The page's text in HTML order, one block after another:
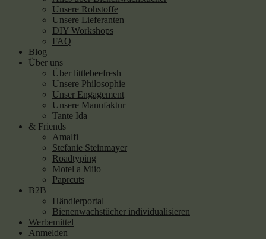
Unsere Rohstoffe
Unsere Lieferanten
DIY Workshops
FAQ
Blog
Über uns
Über littlebeefresh
Unsere Philosophie
Unser Engagement
Unsere Manufaktur
Tante Ida
& Friends
Amalfi
Stefanie Steinmayer
Roadtyping
Motel a Miio
Paprcuts
B2B
Händlerportal
Bienenwachstücher individualisieren
Werbemittel
Anmelden